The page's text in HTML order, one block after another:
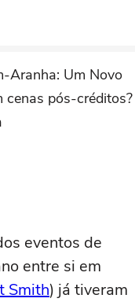
Aranha: Um Novo
cenas pós-créditos?
eventos de
entre si em
Smith) já tiveram